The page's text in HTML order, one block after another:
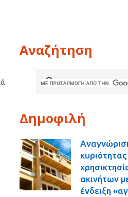
Αναζήτηση
Δημοφιλή
ακινήτων
ένδειξη